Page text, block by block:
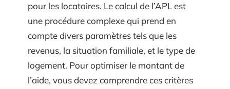
pour les locataires. Le calcul de l’APL est
une procédure complexe qui prend en
compte divers paramètres tels que les
revenus, la situation familiale, et le type de
logement. Pour optimiser le montant de
l’aide, vous devez comprendre ces critères